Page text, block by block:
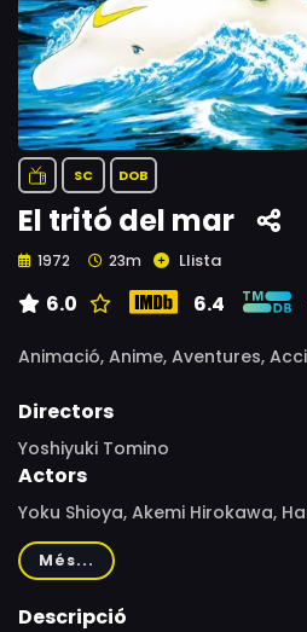
SC DOB
El tritó del mar
1972 23m Llista
6.0 6.4
Animació, Anime, Aventures,
Directors
Yoshiyuki Tomino
Actors
Yoku Shioya, Akemi Hirokawa,
Yanami, Kazuko Sugiyama,
Nakanishi, Kaneta Kimotsuki,
Kitagawa, Koji Yada, Hiroshi
Més...
Descripció